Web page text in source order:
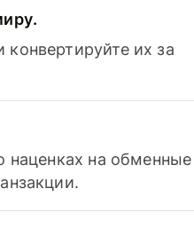
их за
наценках на обменные